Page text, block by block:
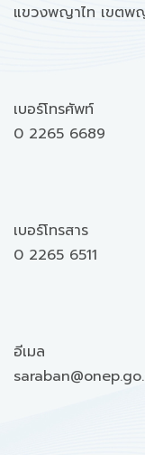
แขวงพญาไท เขตพ
เบอร์โทรศัพท์
0 2265 6689
เบอร์โทรสาร
0 2265 6511
อีเมล